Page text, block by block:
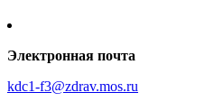
Электронная почта
kdc1-f3@zdrav.mos.ru